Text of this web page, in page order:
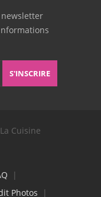
S'INSCRIRE
Cuisine
|
Photos |